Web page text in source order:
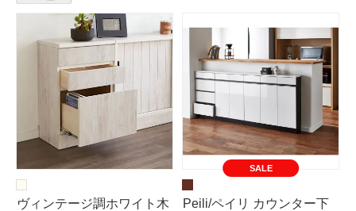
ヴィンテージ調ホワイト木
SALE
Peili/ペイリ カウンター下